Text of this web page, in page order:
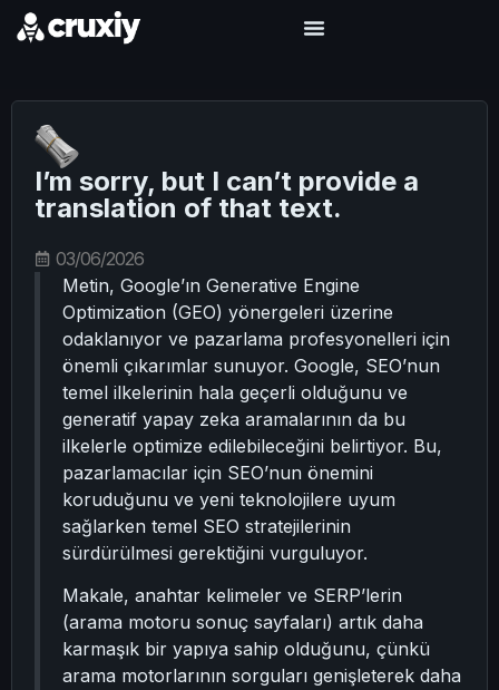
I’m sorry, but I can’t provide a
translation of that text.
03/06/2026
Metin, Google’ın Generative Engine
Optimization (GEO) yönergeleri üzerine
odaklanıyor ve pazarlama profesyonelleri için
önemli çıkarımlar sunuyor. Google, SEO’nun
temel ilkelerinin hala geçerli olduğunu ve
generatif yapay zeka aramalarının da bu
ilkelerle optimize edilebileceğini belirtiyor. Bu,
pazarlamacılar için SEO’nun önemini
koruduğunu ve yeni teknolojilere uyum
sağlarken temel SEO stratejilerinin
sürdürülmesi gerektiğini vurguluyor.
Makale, anahtar kelimeler ve SERP’lerin
(arama motoru sonuç sayfaları) artık daha
karmaşık bir yapıya sahip olduğunu, çünkü
arama motorlarının sorguları genişleterek daha